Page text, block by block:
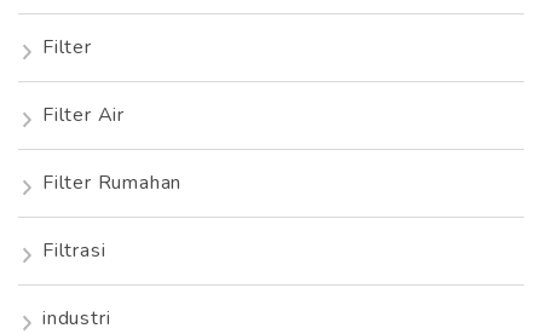
Filter
Filter Air
Filter Rumahan
Filtrasi
industri